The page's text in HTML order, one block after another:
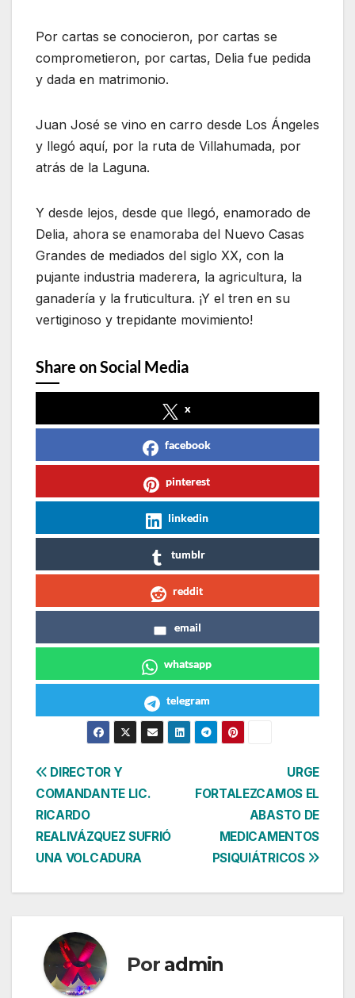
Por cartas se conocieron, por cartas se
comprometieron, por cartas, Delia fue pedida
y dada en matrimonio.
Juan José se vino en carro desde Los Ángeles
y llegó aquí, por la ruta de Villahumada, por
atrás de la Laguna.
Y desde lejos, desde que llegó, enamorado de
Delia, ahora se enamoraba del Nuevo Casas
Grandes de mediados del siglo XX, con la
pujante industria maderera, la agricultura, la
ganadería y la fruticultura. ¡Y el tren en su
vertiginoso y trepidante movimiento!
Share on Social Media
x
facebook
pinterest
linkedin
tumblr
reddit
email
whatsapp
telegram
Navegación
de
entradas
URGE
FORTALEZCAMOS EL
ABASTO DE
MEDICAMENTOS
PSIQUIÁTRICOS
DIRECTOR Y
COMANDANTE LIC.
RICARDO
REALIVÁZQUEZ SUFRIÓ
UNA VOLCADURA
Por admin